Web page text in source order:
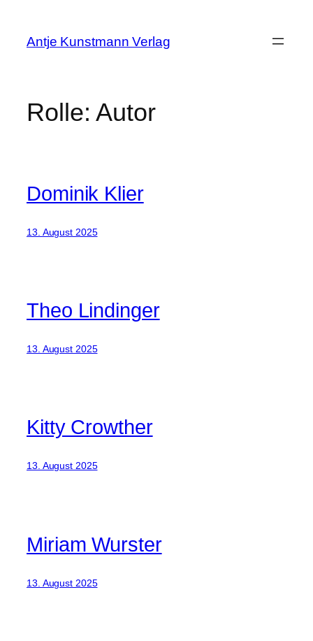
springen
Antje Kunstmann Verlag
Rolle:Autor
Dominik Klier
13. August 2025
Theo Lindinger
13. August 2025
Kitty Crowther
13. August 2025
Miriam Wurster
13. August 2025